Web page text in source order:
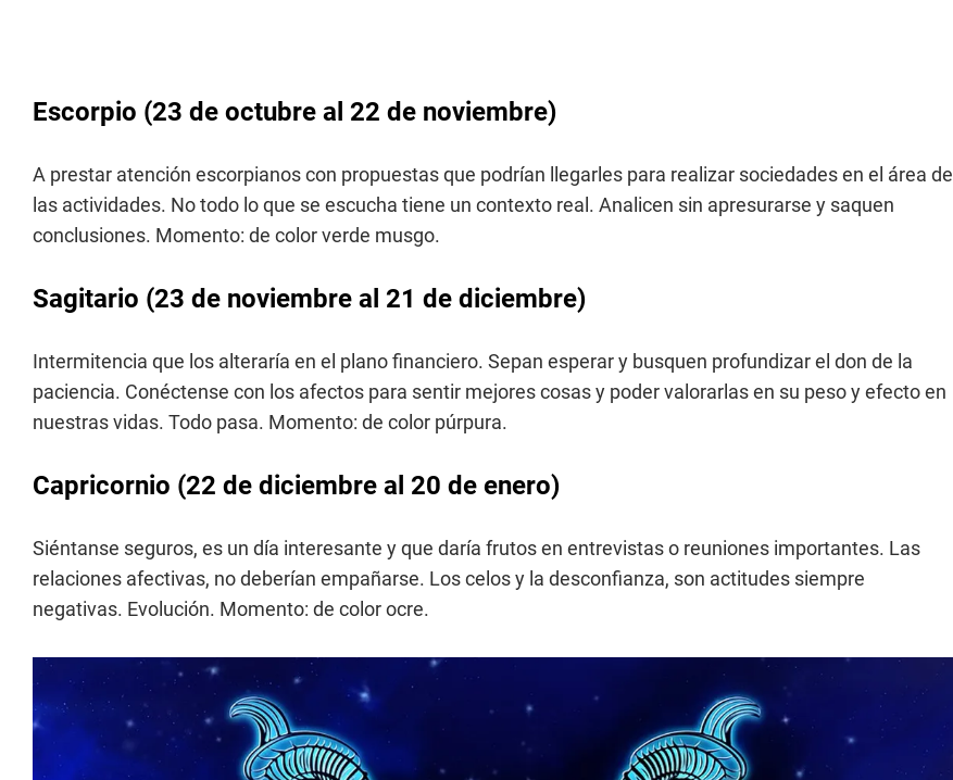
Escorpio (23 de octubre al 22 de noviembre)
A prestar atención escorpianos con propuestas que podrían llegarles para realizar sociedades en el área de
las actividades. No todo lo que se escucha tiene un contexto real. Analicen sin apresurarse y saquen
conclusiones. Momento: de color verde musgo.
Sagitario (23 de noviembre al 21 de diciembre)
Intermitencia que los alteraría en el plano financiero. Sepan esperar y busquen profundizar el don de la
paciencia. Conéctense con los afectos para sentir mejores cosas y poder valorarlas en su peso y efecto en
nuestras vidas. Todo pasa. Momento: de color púrpura.
Capricornio (22 de diciembre al 20 de enero)
Siéntanse seguros, es un día interesante y que daría frutos en entrevistas o reuniones importantes. Las
relaciones afectivas, no deberían empañarse. Los celos y la desconfianza, son actitudes siempre
negativas. Evolución. Momento: de color ocre.